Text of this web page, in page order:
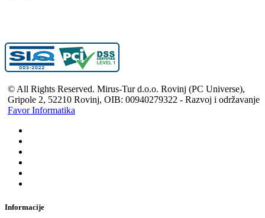
© All Rights Reserved. Mirus-Tur d.o.o. Rovinj (PC Universe),
Gripole 2, 52210 Rovinj, OIB: 00940279322 - Razvoj i održavanje
Favor Informatika
Informacije